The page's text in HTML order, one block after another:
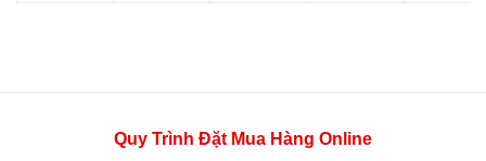
Quy Trình Đặt Mua Hàng Online